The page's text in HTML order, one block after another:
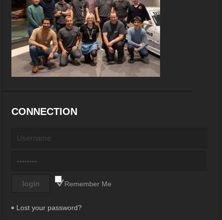
CONNECTION
Remember Me
Lost your password?